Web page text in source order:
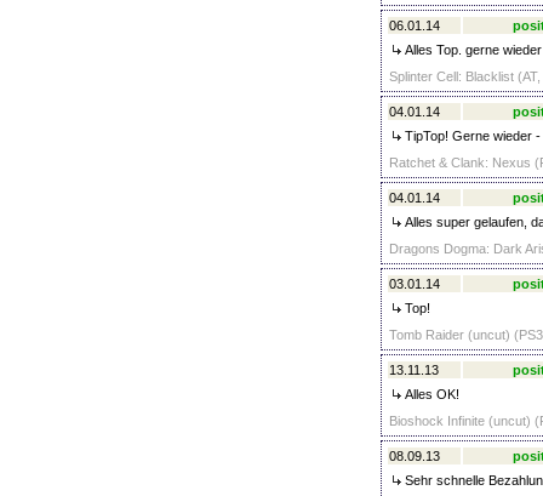
06.01.14
Alles Top. gerne
Splinter Cell: Blacklist
04.01.14
TipTop! Gerne wieder
Ratchet & Clank: Nexus
04.01.14
Alles super gelaufen,
Dragons Dogma: Dark
03.01.14
Top!
Tomb Raider (uncut)
13.11.13
Alles OK!
Bioshock Infinite (uncut)
08.09.13
Sehr schnelle